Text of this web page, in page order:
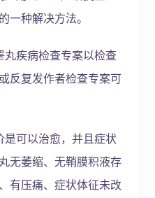
一种解决方法。
疾病检查专案以检查
反复发作者检查专案可
可以治愈，并且症状
无萎缩、无鞘膜积液存
有压痛、症状体征未改